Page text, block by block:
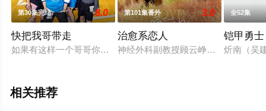
第30集完结 8.0
快把我哥带走
如果有这样一个哥哥你是否会跟时秒一样每天都想暴走一百遍
第101集番外 3.0
治愈系恋人
神经外科副教授顾云峥在拉卡亚执行
全52集
铠甲勇士
炘南（吴
相关推荐